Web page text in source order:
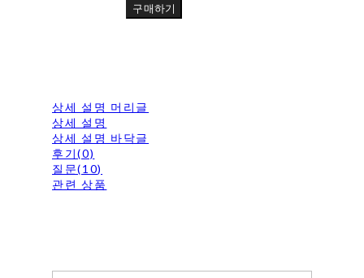
구매하기
상세 설명 머리글
상세 설명
상세 설명 바닥글
후기(0)
질문(10)
관련 상품